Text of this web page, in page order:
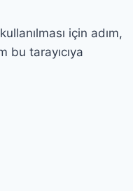
için adım,
bu tarayıcıya